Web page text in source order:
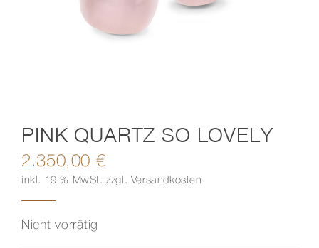
PINK QUARTZ SO LOVELY
2.350,00 €
inkl. 19 % MwSt. zzgl. Versandkosten
Nicht vorrätig